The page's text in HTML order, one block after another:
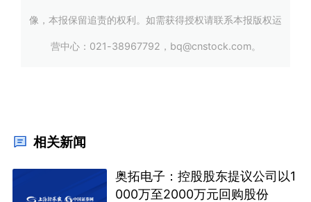
像，本报保留追责的权利。如需获得授权请联系本报版权运
营中心：021-38967792，bq@cnstock.com。
相关新闻
奥拓电子：控股股东提议公司以1
000万至2000万元回购股份